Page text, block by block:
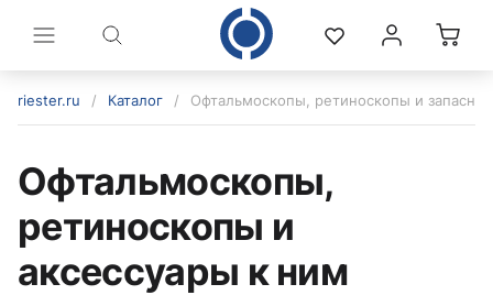
riester.ru / Каталог / Офтальмоскопы, ретиноскопы и
Офтальмоскопы,
ретиноскопы и
аксессуары к ним